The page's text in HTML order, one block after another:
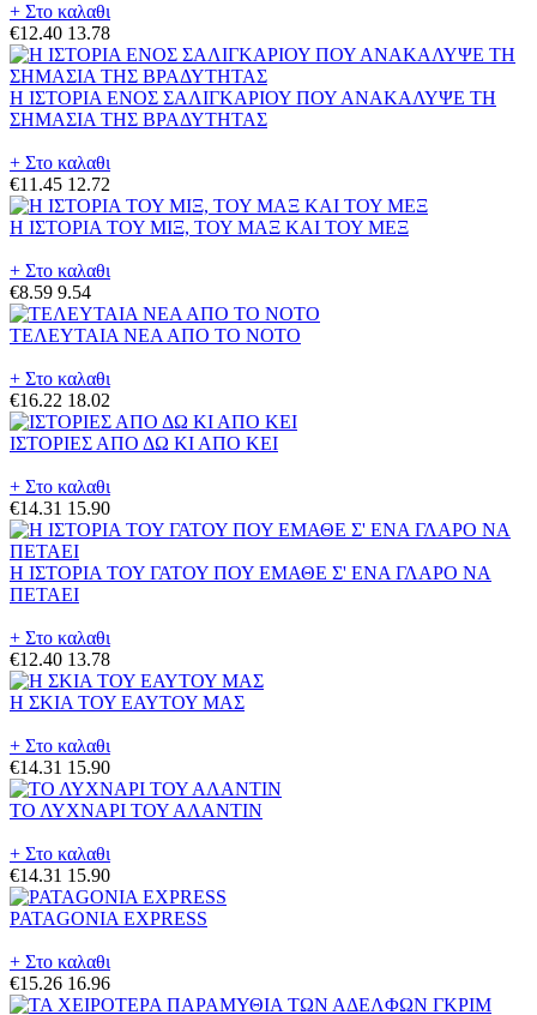
+ Στο καλαθι
€12.40 13.78
Η ΙΣΤΟΡΙΑ ΕΝΟΣ ΣΑΛΙΓΚΑΡΙΟΥ ΠΟΥ ΑΝΑΚΑΛΥΨΕ ΤΗ
ΣΗΜΑΣΙΑ ΤΗΣ ΒΡΑΔΥΤΗΤΑΣ
+ Στο καλαθι
€11.45 12.72
Η ΙΣΤΟΡΙΑ ΤΟΥ ΜΙΞ, ΤΟΥ ΜΑΞ ΚΑΙ ΤΟΥ ΜΕΞ
+ Στο καλαθι
€8.59 9.54
ΤΕΛΕΥΤΑΙΑ ΝΕΑ ΑΠΟ ΤΟ ΝΟΤΟ
+ Στο καλαθι
€16.22 18.02
ΙΣΤΟΡΙΕΣ ΑΠΟ ΔΩ ΚΙ ΑΠΟ ΚΕΙ
+ Στο καλαθι
€14.31 15.90
Η ΙΣΤΟΡΙΑ ΤΟΥ ΓΑΤΟΥ ΠΟΥ ΕΜΑΘΕ Σ' ΕΝΑ ΓΛΑΡΟ ΝΑ
ΠΕΤΑΕΙ
+ Στο καλαθι
€12.40 13.78
Η ΣΚΙΑ ΤΟΥ ΕΑΥΤΟΥ ΜΑΣ
+ Στο καλαθι
€14.31 15.90
ΤΟ ΛΥΧΝΑΡΙ ΤΟΥ ΑΛΑΝΤΙΝ
+ Στο καλαθι
€14.31 15.90
PATAGONIA EXPRESS
+ Στο καλαθι
€15.26 16.96